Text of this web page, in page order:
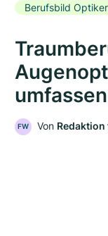
Berufsbild Optiker
FW Von